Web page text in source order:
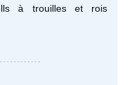
à trouilles et rois